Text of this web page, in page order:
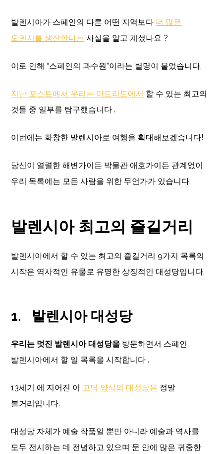
발렌시아가 스페인의 다른 어떤 지역보다 더 많은
오렌지를 생산한다는 사실을 알고 계셨나요 ?
이로 인해 “스페인의 과수원”이라는 별명이 붙었습니다.
지난 포스트에서 우리는 마드리드에서 할 수 있는 최고의
것들 중 일부를 탐구했습니다 .
이번에는 화창한 발렌시아로 여행을 확대해보겠습니다!
당신이 열렬한 해변가이든 박물관 애호가이든 관계없이
우리 목록에는 모든 사람을 위한 무언가가 있습니다.
발렌시아 최고의 즐길거리
발렌시아에서 할 수 있는 최고의 즐길거리 9가지 목록의
시작은 역사적인 유물로 유명한 상징적인 대성당입니다.
1. 발렌시아 대성당
우리는 멋진 발렌시아 대성당을 방문하면서 스페인
발렌시아에서 할 일 목록을 시작합니다 .
13세기 에 지어진 이 고딕 양식의 대성당은 정말
볼거리입니다.
대성당 자체가 예술 작품일 뿐만 아니라 예술과 역사를
모두 전시하는 데 전념하고 있으며 문 안에 많은 귀중한